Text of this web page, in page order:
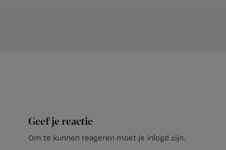
Geef je reactie
Om te kunnen reageren moet je inlogd zijn.